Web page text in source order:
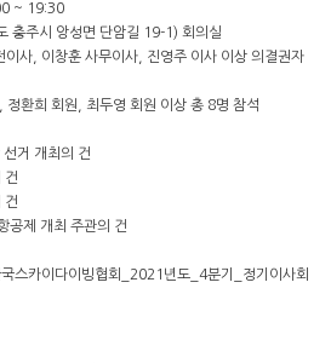
~ 19:30
충주시 앙성면 단암길 19-1) 회의실
사, 이창훈 사무이사, 진영주 이사 이상 의결권자
환희 회원, 최두영 회원 이상 총 8명 참석
거 개최의 건
건
건
공제 개최 주관의 건
스카이다이빙협회_2021년도_4분기_정기이사회